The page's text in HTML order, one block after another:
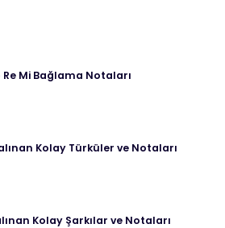
Re Mi Bağlama Notaları
Kolay Türküler ve Notaları
Kolay Şarkılar ve Notaları